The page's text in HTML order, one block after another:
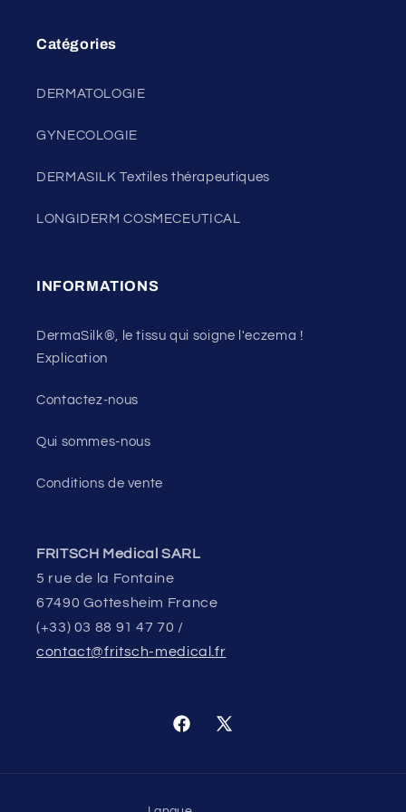
Catégories
DERMATOLOGIE
GYNECOLOGIE
DERMASILK Textiles thérapeutiques
LONGIDERM COSMECEUTICAL
INFORMATIONS
DermaSilk®, le tissu qui soigne l'eczema !
Explication
Contactez-nous
Qui sommes-nous
Conditions de vente
FRITSCH Medical SARL
5 rue de la Fontaine
67490 Gottesheim France
(+33) 03 88 91 47 70 /
contact@fritsch-medical.fr
Facebook
X